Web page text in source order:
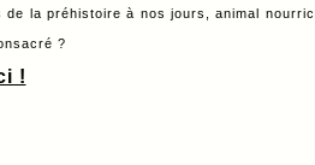
la préhistoire à nos jours, animal
?
!